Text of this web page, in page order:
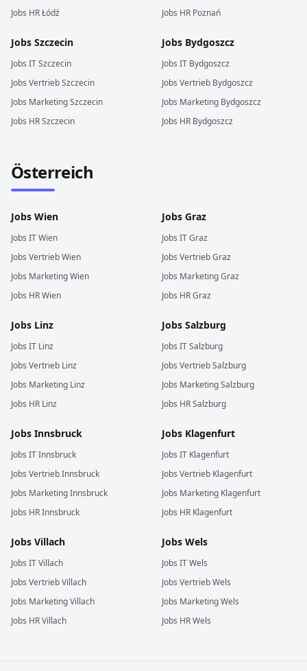
Jobs HRŁódź
Jobs HR Poznań
Jobs Szczecin
Jobs ITSzczecin
Jobs VertriebSzczecin
Jobs MarketingSzczecin
Jobs HRSzczecin
Jobs Bydgoszcz
Jobs IT Bydgoszcz
Jobs Vertrieb Bydgoszcz
Jobs Marketing Bydgoszcz
Jobs HR Bydgoszcz
Österreich
Jobs Wien
Jobs ITWien
Jobs VertriebWien
Jobs MarketingWien
Jobs HRWien
Jobs Graz
Jobs ITGraz
Jobs VertriebGraz
Jobs MarketingGraz
Jobs HRGraz
Jobs Linz
Jobs IT Linz
Jobs Vertrieb Linz
Jobs Marketing Linz
Jobs HR Linz
Jobs Salzburg
Jobs ITSalzburg
Jobs VertriebSalzburg
Jobs MarketingSalzburg
Jobs HRSalzburg
Jobs Innsbruck
Jobs ITInnsbruck
Jobs VertriebInnsbruck
Jobs MarketingInnsbruck
Jobs HRInnsbruck
Jobs Klagenfurt
Jobs IT Klagenfurt
Jobs Vertrieb Klagenfurt
Jobs Marketing Klagenfurt
Jobs HR Klagenfurt
Jobs Villach
Jobs ITVillach
Jobs VertriebVillach
Jobs MarketingVillach
Jobs HRVillach
Jobs Wels
Jobs ITWels
Jobs VertriebWels
Jobs MarketingWels
Jobs HRWels